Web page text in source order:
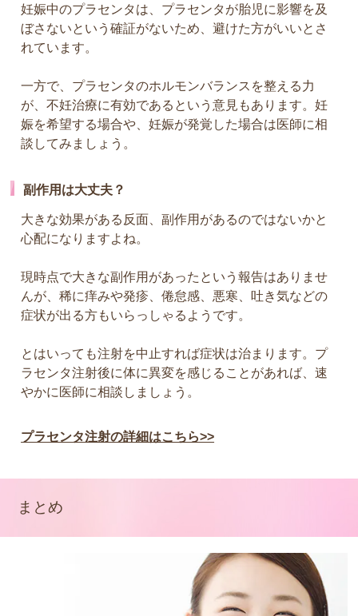
妊娠中のプラセンタは、プラセンタが胎児に影響を及
ぼさないという確証がないため、避けた方がいいとさ
れています。
一方で、プラセンタのホルモンバランスを整える力
が、不妊治療に有効であるという意見もあります。妊
娠を希望する場合や、妊娠が発覚した場合は医師に相
談してみましょう。
副作用は大丈夫？
大きな効果がある反面、副作用があるのではないかと
心配になりますよね。
現時点で大きな副作用があったという報告はありませ
んが、稀に痒みや発疹、倦怠感、悪寒、吐き気などの
症状が出る方もいらっしゃるようです。
とはいっても注射を中止すれば症状は治まります。プ
ラセンタ注射後に体に異変を感じることがあれば、速
やかに医師に相談しましょう。
プラセンタ注射の詳細はこちら>>
まとめ